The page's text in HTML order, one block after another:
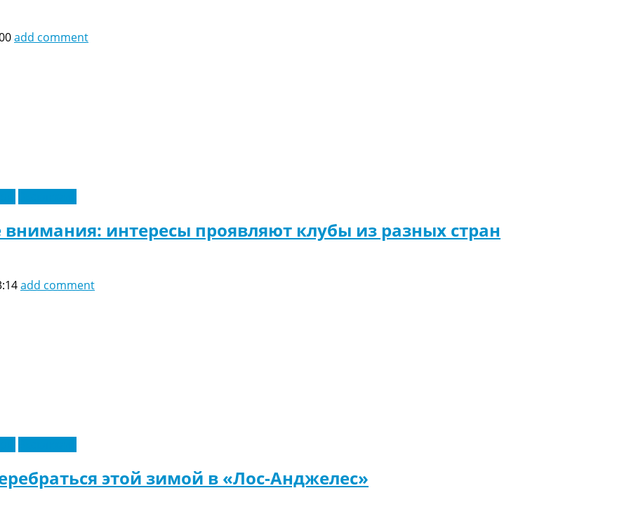
add comment
интересы проявляют клубы из разных стран
add comment
этой зимой в «Лос-Анджелес»